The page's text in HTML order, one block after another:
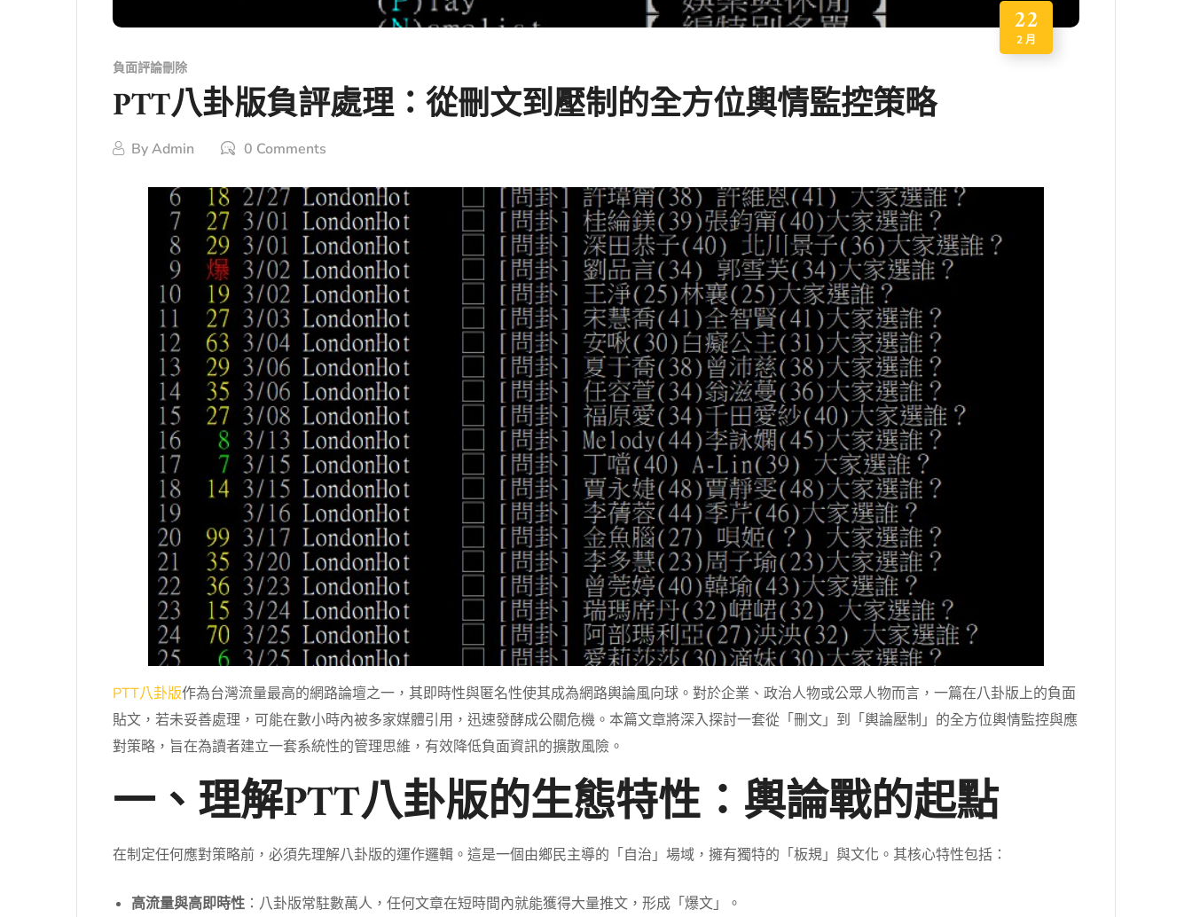
22
2 月
負面評論刪除
PTT八卦版負評處理：從刪文到壓制的全方位輿情監控策略
ByAdmin 0 Comments
PTT八卦版作為台灣流量最高的網路論壇之一，其即時性與匿名性使其成為網路輿論風向球。對於企業、政治人物或公眾人物而言，一篇在八卦版上的負面
貼文，若未妥善處理，可能在數小時內被多家媒體引用，迅速發酵成公關危機。本篇文章將深入探討一套從「刪文」到「輿論壓制」的全方位輿情監控與應
對策略，旨在為讀者建立一套系統性的管理思維，有效降低負面資訊的擴散風險。
一、理解PTT八卦版的生態特性：輿論戰的起點
在制定任何應對策略前，必須先理解八卦版的運作邏輯。這是一個由鄉民主導的「自治」場域，擁有獨特的「板規」與文化。其核心特性包括：
高流量與高即時性：八卦版常駐數萬人，任何文章在短時間內就能獲得大量推文，形成「爆文」。